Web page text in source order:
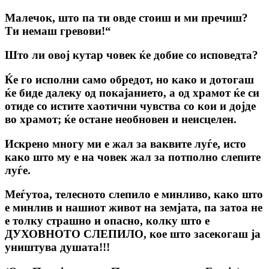
Малечок, што па ти овде стоиш и ми пречиш?
Ти немаш гревови!“
Што ли овој кутар човек ќе добие со исповедта?
Ќе го исполни само обредот, но како и дотогаш
ќе биде далеку од покајанието, а од храмот ќе си
отиде со истите хаотични чувства со кои и дојде
во храмот; ќе остане необновен и неисцелен.
Искрено многу ми е жал за ваквите луѓе, исто
како што му е на човек жал за потполно слепите
луѓе.
Меѓутоа, телесното слепило е минливо, како што
е минлив и нашиот живот на земјата, па затоа не
е толку страшно и опасно, колку што е
ДУХОВНОТО СЛЕПИЛО, кое што засекогаш ја
уништува душата!!!